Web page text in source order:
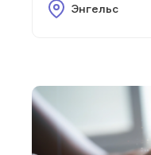
Энгельс